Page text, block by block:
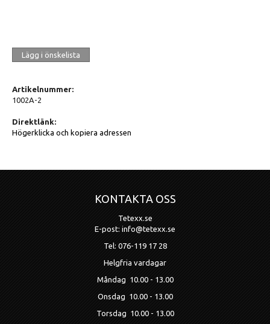
Lägg i önskelista
Artikelnummer:
1002A-2
Direktlänk:
Högerklicka och kopiera adressen
KONTAKTA OSS
Tetexx.se
E-post: info@tetexx.se
Tel: 076-119 17 28
Helgfria vardagar
Måndag 10.00 - 13.00
Onsdag 10.00 - 13.00
Torsdag 10.00 - 13.00